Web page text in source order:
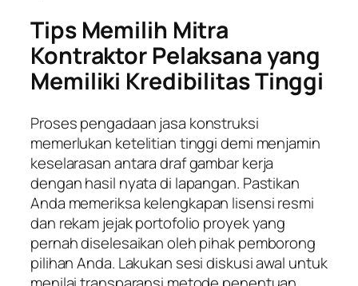
Tips Memilih Mitra
Kontraktor Pelaksana yang
Memiliki Kredibilitas Tinggi
Proses pengadaan jasa konstruksi
memerlukan ketelitian tinggi demi menjamin
keselarasan antara draf gambar kerja
dengan hasil nyata di lapangan. Pastikan
Anda memeriksa kelengkapan lisensi resmi
dan rekam jejak portofolio proyek yang
pernah diselesaikan oleh pihak pemborong
pilihan Anda. Lakukan sesi diskusi awal untuk